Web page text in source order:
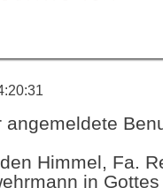
Himmel, Fa.
in Gottes